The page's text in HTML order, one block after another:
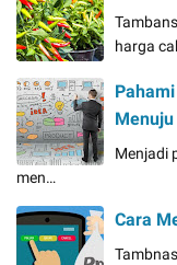
harga
Menjadi
men…
Cara